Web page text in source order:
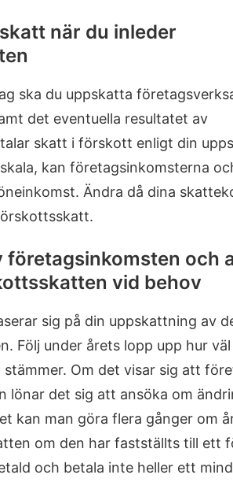
när du inleder
ska du uppskatta
det eventuella resultatet av
skatt i förskott enligt din
kan företagsinkomsterna
Ändra då dina
företagsinkomsten och
vid behov
sig på din uppskattning av
Följ under årets lopp upp hur
Om det visar sig att
lönar det sig att ansöka om
kan man göra flera gånger om
om den har fastställts till ett
och betala inte heller ett